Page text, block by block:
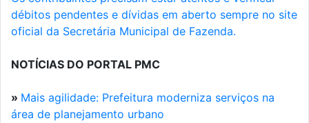
débitos pendentes e dívidas em aberto sempre no site
oficial da Secretária Municipal de Fazenda.
NOTÍCIAS DO PORTAL PMC
» Mais agilidade: Prefeitura moderniza serviços na
área de planejamento urbano